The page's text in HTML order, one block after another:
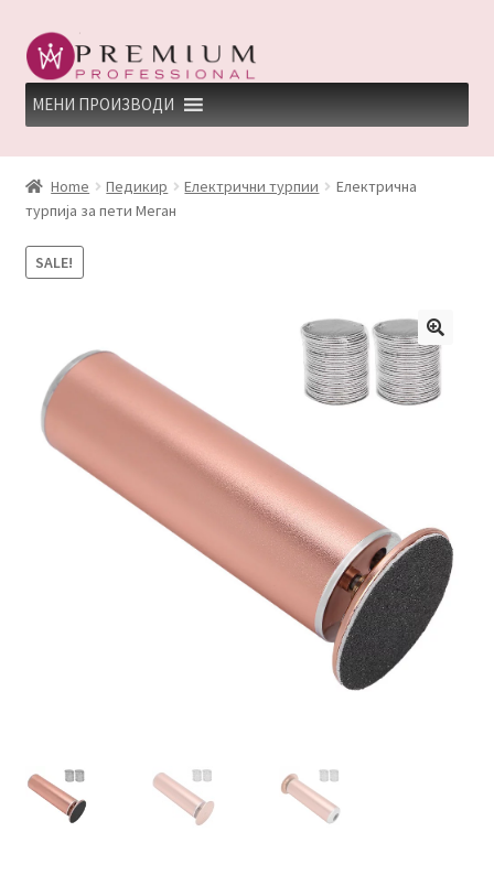
Skip
to
navigation
Skip
to
content
МЕНИ ПРОИЗВОДИ
HOME
PREMIUM PROFESSIONAL LINKS
REFUND AND RETURNS POLICY
ДЕПИЛАЦИЈА
КЕРАТИНСКИ ТРЕМАН BY KYANA QUEEN
КОШНИЧКА
НАШИ БРЕНДОВИ ЗА КОЗМЕТИКА И ФРИЗЕРАЈ
ПОЛИТИКА И УСЛОВИ ЗА КОРИСТЕЊЕ
ПРОИЗВОДИ
Home Педикир Електрични турпии
Електрична
турпија за пети Меган
SALE!